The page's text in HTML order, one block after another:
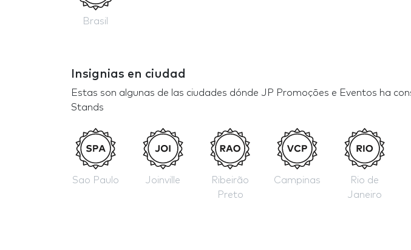
Brasil
Insignias en ciudad
Estas son algunas de las ciudades dónde JP Promoções e Eventos ha
Stands
Sao Paulo Joinville
Ribeirão
Preto
Campinas
Rio de
Janeiro